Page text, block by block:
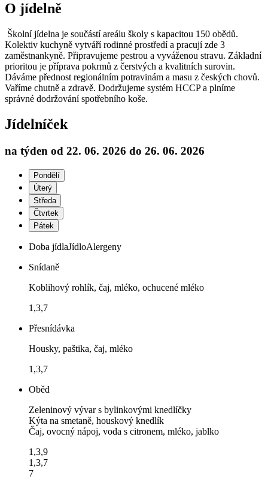
O jídelně
Školní jídelna je součástí areálu školy s kapacitou 150 obědů.
Kolektiv kuchyně vytváří rodinné prostředí a pracují zde 3
zaměstnankyně. Připravujeme pestrou a vyváženou stravu. Základní
prioritou je příprava pokrmů z čerstvých a kvalitních surovin.
Dáváme přednost regionálním potravinám a masu z českých chovů.
Vaříme chutně a zdravě. Dodržujeme systém HCCP a plníme
správné dodržování spotřebního koše.
Jídelníček
na týden od 22. 06. 2026 do 26. 06. 2026
Pondělí
Úterý
Středa
Čtvrtek
Pátek
Doba jídlaJídloAlergeny
Snídaně
Koblihový rohlík, čaj, mléko, ochucené mléko
1,3,7
Přesnídávka
Housky, paštika, čaj, mléko
1,3,7
Oběd
Zeleninový vývar s bylinkovými knedlíčky
Kýta na smetaně, houskový knedlík
Čaj, ovocný nápoj, voda s citronem, mléko, jablko
1,3,9
1,3,7
7